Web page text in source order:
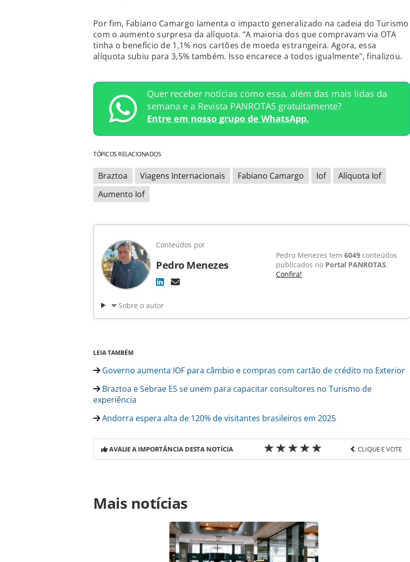
Por fim, Fabiano Camargo lamenta o impacto generalizado na cadeia do Turismo
com o aumento surpresa da alíquota. “A maioria dos que compravam via OTA
tinha o benefício de 1,1% nos cartões de moeda estrangeira. Agora, essa
alíquota subiu para 3,5% também. Isso encarece a todos igualmente", finalizou.
Quer receber notícias como essa, além das mais lidas da
semana e a Revista PANROTAS gratuitamente?
Entre em nosso grupo de WhatsApp.
TÓPICOS RELACIONADOS
Braztoa Viagens Internacionais Fabiano Camargo Iof
Alíquota Iof
Aumento Iof
Conteúdos por
Pedro Menezes
Pedro Menezes tem 6049 conteúdos
publicados no Portal PANROTAS.
Confira!
Sobre o autor
LEIA TAMBÉM
Governo aumenta IOF para câmbio e compras com cartão de crédito no Exterior
Braztoa e Sebrae ES se unem para capacitar consultores no Turismo de
experiência
Andorra espera alta de 120% de visitantes brasileiros em 2025
AVALIE A IMPORTÂNCIA DESTA NOTÍCIA CLIQUE E VOTE
https://www.panrotas.com.br/mercado/operadoras/2025/05/aumento-do-iof-encarece-
viagens-e-impacta-todos-os-canais-de-venda-diz-braztoa_217751.html ou as
ferramentas oferecidas na página. Todo o conteúdo produzido pela PANROTAS Editora
é protegido pela legislação brasileira sobre direito autoral. Não reproduza o conteúdo
sem autorização da PANROTAS Editora (copyright@panrotas.com.br).
Mais notícias